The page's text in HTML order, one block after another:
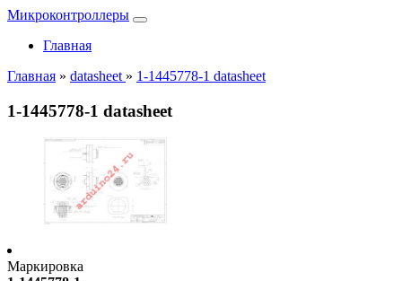
Микроконтроллеры
Главная
Главная » datasheet » 1-1445778-1 datasheet
1-1445778-1 datasheet
Маркировка